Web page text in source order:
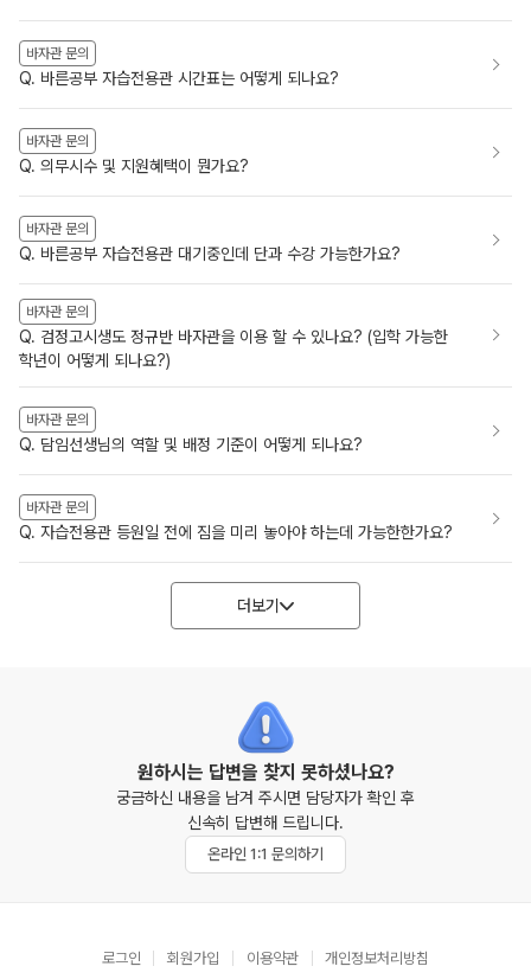
바자관 문의
Q. 바른공부 자습전용관 시간표는 어떻게 되나요?
바자관 문의
Q. 의무시수 및 지원혜택이 뭔가요?
바자관 문의
Q. 바른공부 자습전용관 대기중인데 단과 수강 가능한가요?
바자관 문의
Q. 검정고시생도 정규반 바자관을 이용 할 수 있나요? (입학 가능한
학년이 어떻게 되나요?)
바자관 문의
Q. 담임선생님의 역할 및 배정 기준이 어떻게 되나요?
바자관 문의
Q. 자습전용관 등원일 전에 짐을 미리 놓아야 하는데 가능한한가요?
더보기
원하시는 답변을 찾지 못하셨나요?
궁금하신 내용을 남겨 주시면 담당자가 확인 후
신속히 답변해 드립니다.
온라인 1:1 문의하기
로그인 회원가입 이용약관 개인정보처리방침